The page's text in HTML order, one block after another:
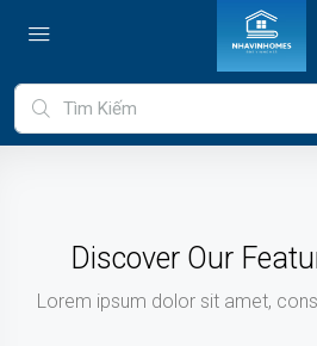
Discover Our
Lorem ipsum dolor sit amet,